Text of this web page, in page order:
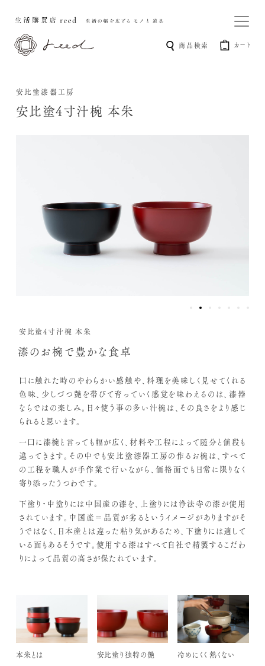
商品検索 カート
安比塗漆器工房
安比塗4寸汁椀 本朱
安比塗4寸汁椀 本朱
漆のお椀で豊かな食卓
口に触れた時のやわらかい感触や、料理を美味しく見せてくれる
色味、少しづつ艶を帯びて育っていく感覚を味わえるのは、漆器
ならではの楽しみ。日々使う事の多い汁椀は、その良さをより感じ
られると思います。
一口に漆椀と言っても幅が広く、材料や工程によって随分と値段も
違ってきます。その中でも安比塗漆器工房の作るお椀は、すべて
の工程を職人が手作業で行いながら、価格面でも日常に限りなく
寄り添ったうつわです。
下塗り・中塗りには中国産の漆を、上塗りには浄法寺の漆が使用
されています。中国産＝品質が劣るというイメージがありますがそ
うではなく、日本産とは違った粘り気があるため、下塗りには適して
いる面もあるそうです。使用する漆はすべて自社で精製するこだわ
りによって品質の高さが保たれています。
本朱とは 安比塗り独特の艶 冷めにくく 熱くない